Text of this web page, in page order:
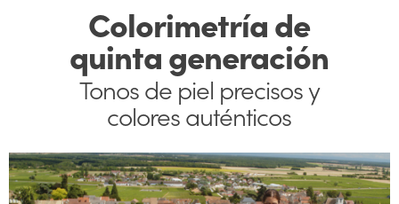
Colorimetría de
quinta generación
Tonos de piel precisosy
colores auténticos